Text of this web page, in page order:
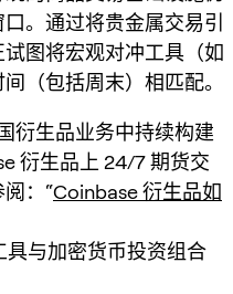
。通过将贵金属交易引
试图将宏观对冲工具 （如
间 （包括周末）相匹配。
衍生品业务中持续构建
衍生品上 24/7 期货交
：“Coinbase 衍生品如
具与加密货币投资组合